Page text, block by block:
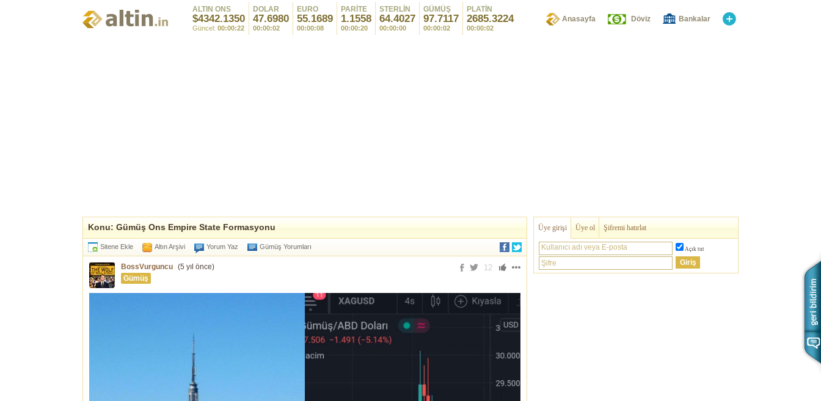
ALTIN ONS
$4342.1350
Güncel: 00:00:22
DOLAR
47.6980
00:00:02
EURO
55.1689
00:00:08
PARİTE
1.1558
00:00:20
STERLİN
64.4027
00:00:00
GÜMÜŞ
97.7117
00:00:02
PLATİN
2685.3224
00:00:02
Anasayfa Döviz Bankalar
Konu: Gümüş Ons Empire State Formasyonu
Sitene Ekle Altın Arşivi Yorum Yaz Gümüş Yorumları
BossVurguncu (5 yıl önce)
Gümüş
12
Üye girişi Üye ol Şifremi hatırlat
Kullanıcı adı veya E-posta Açık tut
Şifre